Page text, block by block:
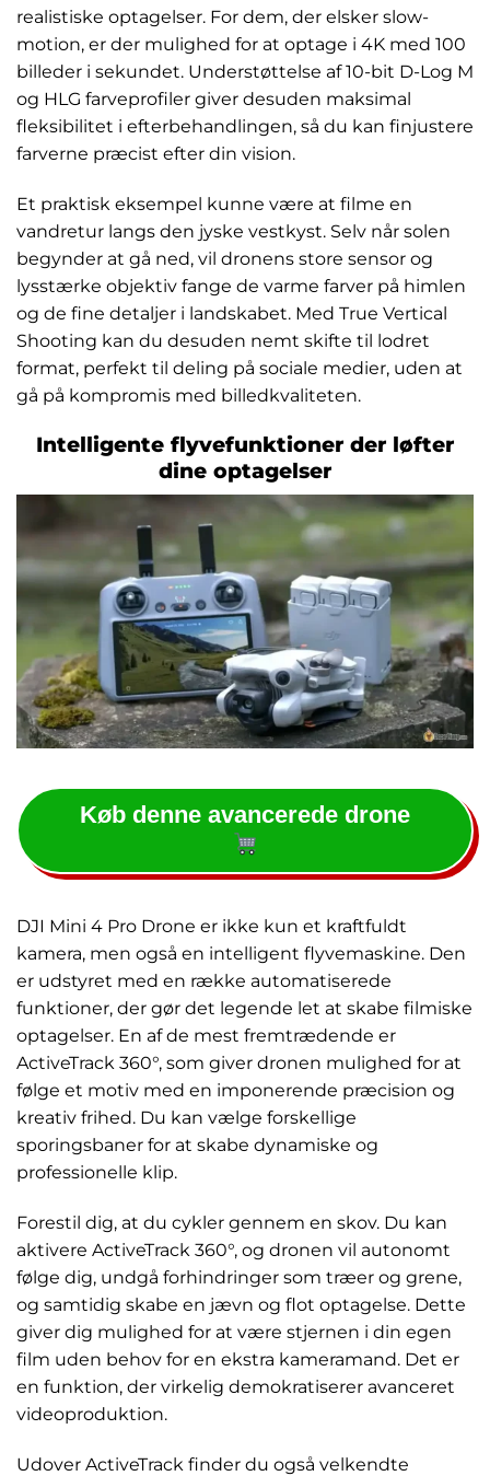
realistiske optagelser. For dem, der elsker slow-
motion, er der mulighed for at optage i 4K med 100
billeder i sekundet. Understøttelse af 10-bit D-Log M
og HLG farveprofiler giver desuden maksimal
fleksibilitet i efterbehandlingen, så du kan finjustere
farverne præcist efter din vision.
Et praktisk eksempel kunne være at filme en
vandretur langs den jyske vestkyst. Selv når solen
begynder at gå ned, vil dronens store sensor og
lysstærke objektiv fange de varme farver på himlen
og de fine detaljer i landskabet. Med True Vertical
Shooting kan du desuden nemt skifte til lodret
format, perfekt til deling på sociale medier, uden at
gå på kompromis med billedkvaliteten.
Intelligente flyvefunktioner der løfter
dine optagelser
Køb denne avancerede drone
DJI Mini 4 Pro Drone er ikke kun et kraftfuldt
kamera, men også en intelligent flyvemaskine. Den
er udstyret med en række automatiserede
funktioner, der gør det legende let at skabe filmiske
optagelser. En af de mest fremtrædende er
ActiveTrack 360°, som giver dronen mulighed for at
følge et motiv med en imponerende præcision og
kreativ frihed. Du kan vælge forskellige
sporingsbaner for at skabe dynamiske og
professionelle klip.
Forestil dig, at du cykler gennem en skov. Du kan
aktivere ActiveTrack 360°, og dronen vil autonomt
følge dig, undgå forhindringer som træer og grene,
og samtidig skabe en jævn og flot optagelse. Dette
giver dig mulighed for at være stjernen i din egen
film uden behov for en ekstra kameramand. Det er
en funktion, der virkelig demokratiserer avanceret
videoproduktion.
Udover ActiveTrack finder du også velkendte